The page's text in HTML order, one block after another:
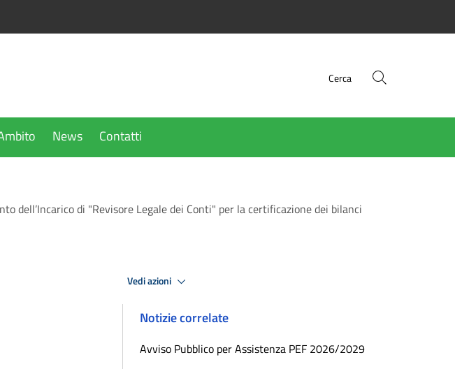
Cerca
News Contatti
dell’Incarico di "Revisore Legale dei Conti" per la certificazione dei bilanci
Vedi azioni
Notizie correlate
Avviso Pubblico per Assistenza PEF 2026/2029